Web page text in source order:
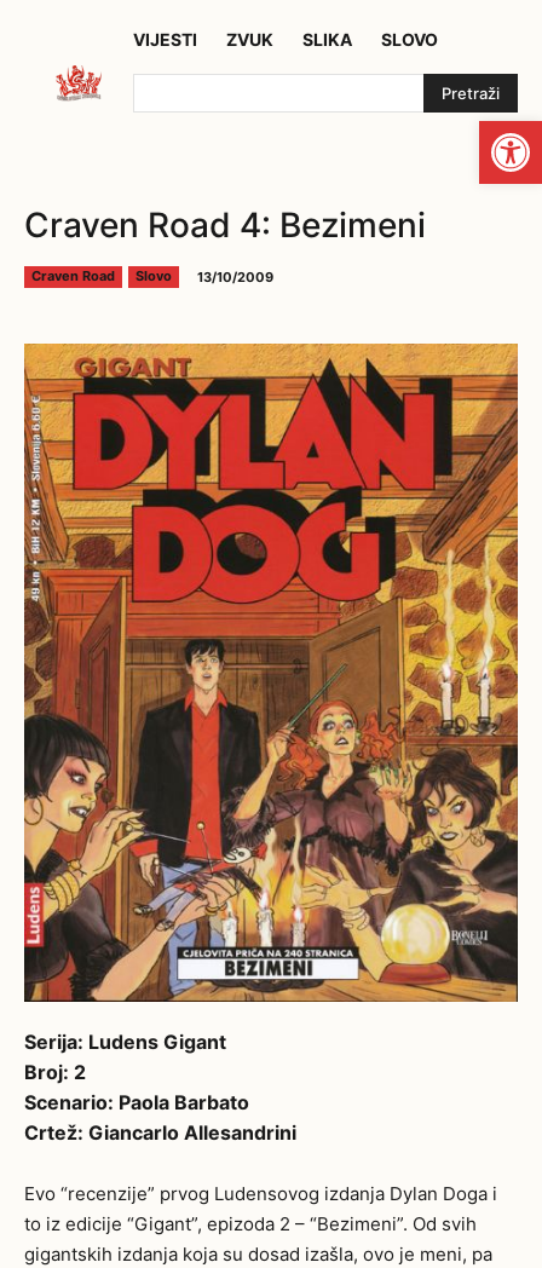
VIJESTI ZVUK SLIKA SLOVO
Pretraži
Craven Road 4: Bezimeni
Craven Road Slovo 13/10/2009
Serija: Ludens Gigant
Broj: 2
Scenario: Paola Barbato
Crtež: Giancarlo Allesandrini
Evo “recenzije” prvog Ludensovog izdanja Dylan Doga i
to iz edicije “Gigant”, epizoda 2 – “Bezimeni”. Od svih
gigantskih izdanja koja su dosad izašla, ovo je meni, pa